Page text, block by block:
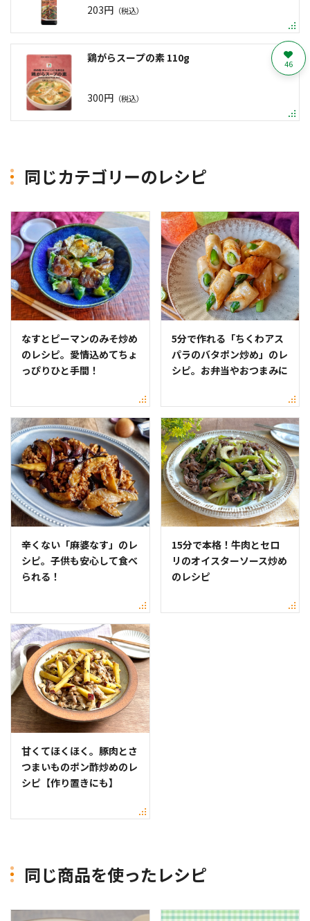
203円 （税込）
鶏がらスープの素 110g
300円 （税込）
46
同じカテゴリーのレシピ
なすとピーマンのみそ炒め
のレシピ。愛情込めてちょ
っぴりひと手間！
5分で作れる「ちくわアス
パラのバタポン炒め」のレ
シピ。お弁当やおつまみに
辛くない「麻婆なす」のレ
シピ。子供も安心して食べ
られる！
15分で本格！牛肉とセロ
リのオイスターソース炒め
のレシピ
甘くてほくほく。豚肉とさ
つまいものポン酢炒めのレ
シピ【作り置きにも】
同じ商品を使ったレシピ